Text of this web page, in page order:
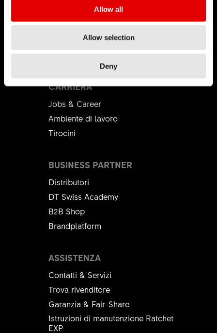
Allow all
Allow selection
Deny
DT Swiss Global
Contraffazione
CARRIERA
Jobs & Career
Ambiente di lavoro
Tirocini
ASSISTENZA
Contatti & Servizi
Trova rivenditore
Garanzia & Fair-Share
Istruzioni di manutenzione Ratchet
EXP
BUSINESS PARTNER
Distributori
DT Swiss Academy
B2B Shop
Brandplatform